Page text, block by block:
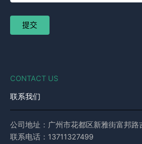
CONTACT US
联系我们
公司地址：广州市花都区新雅街富邦路
联系电话：13711327499